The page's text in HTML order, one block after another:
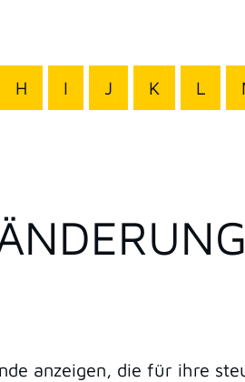
H I J K L
anzeigen, die für ihre